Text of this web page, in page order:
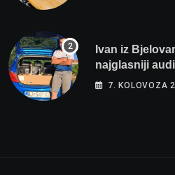
Ivan iz
najglasniji
rekord od čak
7. KOLOVOZA